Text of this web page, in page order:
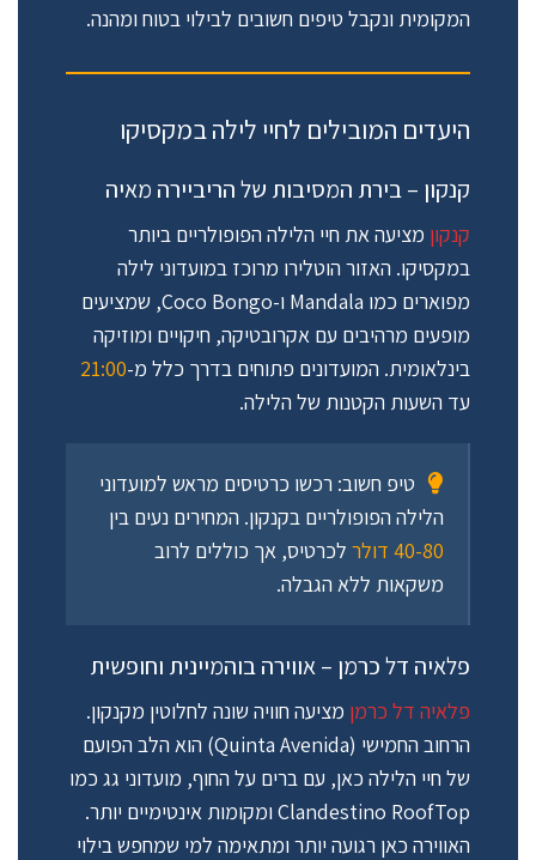
המקומית ונקבל טיפים חשובים לבילוי בטוח ומהנה.
היעדים המובילים לחיי לילה במקסיקו
קנקון – בירת המסיבות של הריביירה מאיה
קנקון מציעה את חיי הלילה הפופולריים ביותר
במקסיקו. האזור הוטלירו מרוכז במועדוני לילה
מפוארים כמו Mandala ו-Coco Bongo, שמציעים
מופעים מרהיבים עם אקרובטיקה, חיקויים ומוזיקה
בינלאומית. המועדונים פתוחים בדרך כלל מ-21:00
עד השעות הקטנות של הלילה.
טיפ חשוב: רכשו כרטיסים מראש למועדוני
הלילה הפופולריים בקנקון. המחירים נעים בין
40-80 דולר
לכרטיס, אך כוללים לרוב
משקאות ללא הגבלה.
פלאיה דל כרמן – אווירה בוהמיינית וחופשית
פלאיה דל כרמן מציעה חוויה שונה לחלוטין מקנקון.
הרחוב החמישי (Quinta Avenida) הוא הלב הפועם
של חיי הלילה כאן, עם ברים על החוף, מועדוני גג כמו
Clandestino RoofTop ומקומות אינטימיים יותר.
האווירה כאן רגועה יותר ומתאימה למי שמחפש בילוי